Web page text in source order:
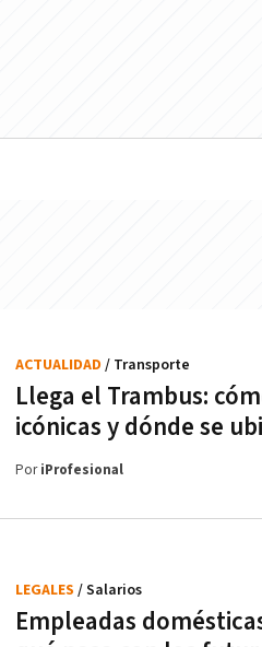
Llega el Trambus:
icónicas y dónde se
ACTUALIDAD / Transporte
PoriProfesional
Empleadas
LEGALES / Salarios